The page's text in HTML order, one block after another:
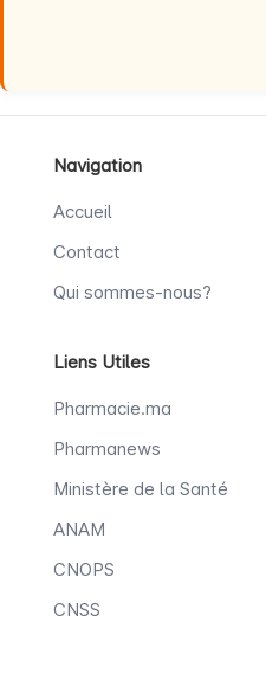
Navigation
Accueil
Contact
Qui sommes-nous?
Liens Utiles
Pharmacie.ma
Pharmanews
Ministère de la Santé
ANAM
CNOPS
CNSS